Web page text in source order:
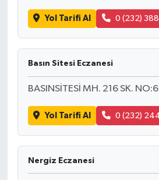
Yol Tarifi Al 0 (232)
Basın Sitesi Eczanesi
BASINSİTESİ MH. 216 SK.
Yol Tarifi Al 0 (232)
Nergiz Eczanesi